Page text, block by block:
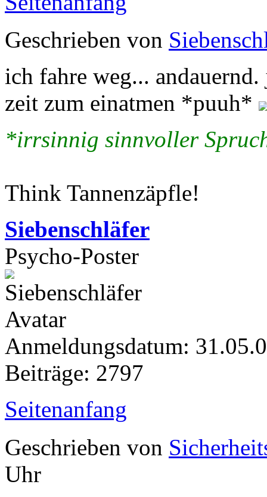
Geschrieben von
ich fahre weg...
zeit zum einatmen *puuh*
*irrsinnig sinnvoller
Think Tannenzäpfle!
Siebenschläfer
Psycho-Poster
Anmeldungsdatum:
Beiträge: 2797
Seitenanfang
Geschrieben von
Uhr